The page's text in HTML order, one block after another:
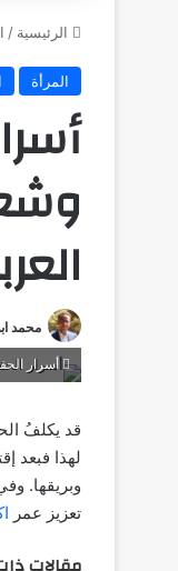
الرئيسية /
المرأة
محمد
أسرار
قد يكلفُ
لهذا فبعد
وبريقها.
تعزيز عمر